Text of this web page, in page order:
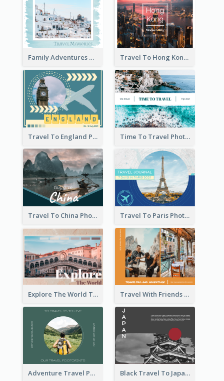
Family Adventures Travel Photo Book Travel To Hong Kong Photo Book
Travel To England Photo Book Time To Travel Photo Book
Travel To China Photo Book Travel To Paris Photo Book
Explore The World Travel Photo Book Travel With Friends Photo Book
Adventure Travel Photo Book Black Travel To Japan Photo Book